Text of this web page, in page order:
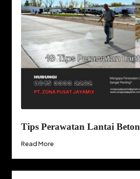
Tips Perawatan Lantai Beton
Read More